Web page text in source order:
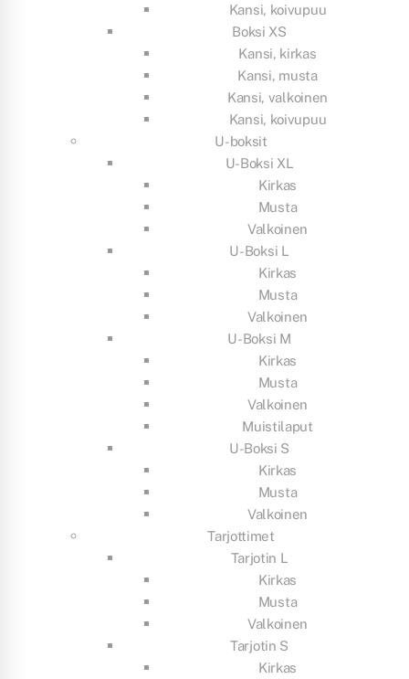
Kansi, koivupuu
Boksi XS
Kansi, kirkas
Kansi, musta
Kansi, valkoinen
Kansi, koivupuu
U-boksit
U-Boksi XL
Kirkas
Musta
Valkoinen
U-Boksi L
Kirkas
Musta
Valkoinen
U-Boksi M
Kirkas
Musta
Valkoinen
Muistilaput
U-Boksi S
Kirkas
Musta
Valkoinen
Tarjottimet
Tarjotin L
Kirkas
Musta
Valkoinen
Tarjotin S
Kirkas